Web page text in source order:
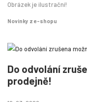
Obrázek je ilustrační!
Novinky z e-shopu
Do odvolání
prodejně!